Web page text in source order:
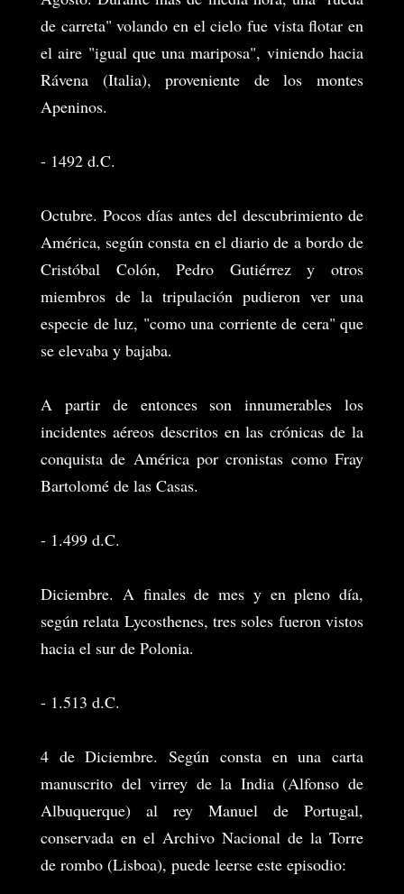
de carreta" volando en el cielo fue vista flotar en
el aire "igual que una mariposa", viniendo hacia
Rávena (Italia), proveniente de los montes
Apeninos.
- 1492 d.C.
Octubre. Pocos días antes del descubrimiento de
América, según consta en el diario de a bordo de
Cristóbal Colón, Pedro Gutiérrez y otros
miembros de la tripulación pudieron ver una
especie de luz, "como una corriente de cera" que
se elevaba y bajaba.
A partir de entonces son innumerables los
incidentes aéreos descritos en las crónicas de la
conquista de América por cronistas como Fray
Bartolomé de las Casas.
- 1.499 d.C.
Diciembre. A finales de mes y en pleno día,
según relata Lycosthenes, tres soles fueron vistos
hacia el sur de Polonia.
- 1.513 d.C.
4 de Diciembre. Según consta en una carta
manuscrito del virrey de la India (Alfonso de
Albuquerque) al rey Manuel de Portugal,
conservada en el Archivo Nacional de la Torre
de rombo (Lisboa), puede leerse este episodio: